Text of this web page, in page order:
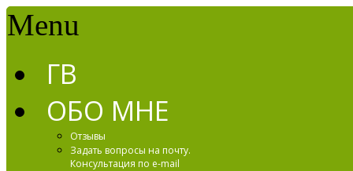
Menu
ГВ
ОБО МНЕ
Отзывы
Задать вопросы на почту.
Консультация по e-mail